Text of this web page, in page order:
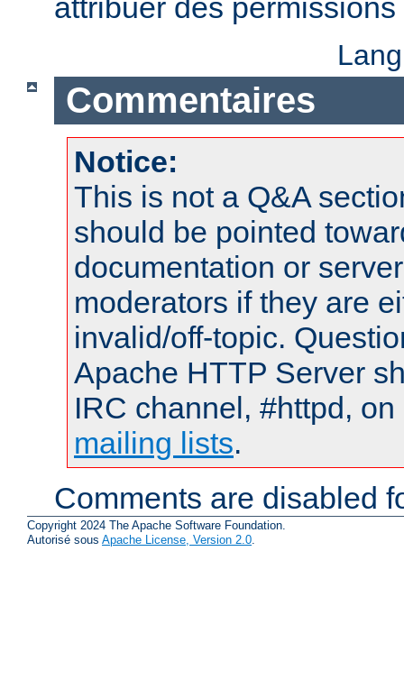
attribuer des
Commentaires
Notice:
This is not a Q&A
should be pointed
documentation or
moderators if they are
invalid/off-topic.
Apache HTTP Server
IRC channel, #httpd,
mailing lists.
Comments are disabled
Copyright 2024 The Apache Software Foundation.
Autorisé sous Apache License, Version 2.0.